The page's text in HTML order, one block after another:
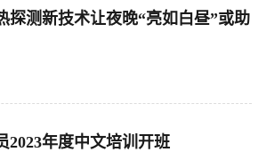
探测新技术让夜晚“亮如白昼”或助
2023年度中文培训开班